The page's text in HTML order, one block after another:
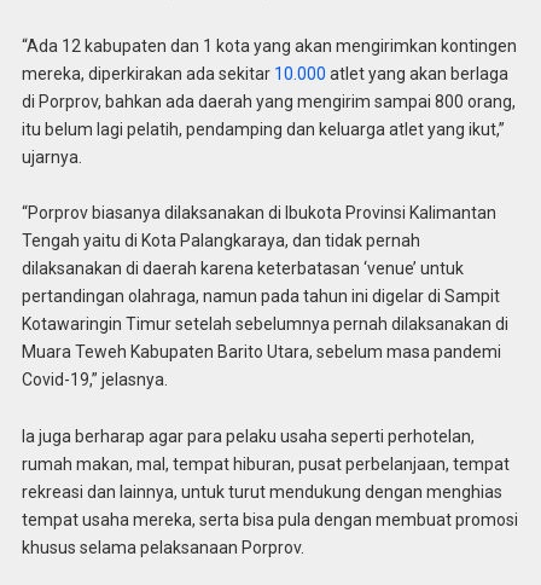
“Ada 12 kabupaten dan 1 kota yang akan mengirimkan kontingen
mereka, diperkirakan ada sekitar 10.000 atlet yang akan berlaga
di Porprov, bahkan ada daerah yang mengirim sampai 800 orang,
itu belum lagi pelatih, pendamping dan keluarga atlet yang ikut,”
ujarnya.
“Porprov biasanya dilaksanakan di Ibukota Provinsi Kalimantan
Tengah yaitu di Kota Palangkaraya, dan tidak pernah
dilaksanakan di daerah karena keterbatasan ‘venue’ untuk
pertandingan olahraga, namun pada tahun ini digelar di Sampit
Kotawaringin Timur setelah sebelumnya pernah dilaksanakan di
Muara Teweh Kabupaten Barito Utara, sebelum masa pandemi
Covid-19,” jelasnya.
Ia juga berharap agar para pelaku usaha seperti perhotelan,
rumah makan, mal, tempat hiburan, pusat perbelanjaan, tempat
rekreasi dan lainnya, untuk turut mendukung dengan menghias
tempat usaha mereka, serta bisa pula dengan membuat promosi
khusus selama pelaksanaan Porprov.